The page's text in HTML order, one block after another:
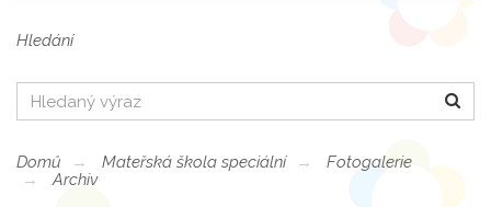
Hledání
Hledat
Domů Mateřská škola speciální
Fotogalerie
Archiv